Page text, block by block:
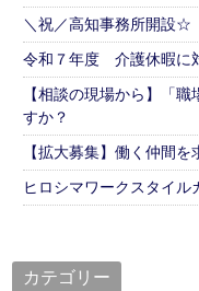
＼祝／高知事務所開設☆
令和７年度 介護休暇に
【相談の現場から】「
すか？
【拡大募集】働く仲間を
ヒロシマワークスタイル
カテゴリー